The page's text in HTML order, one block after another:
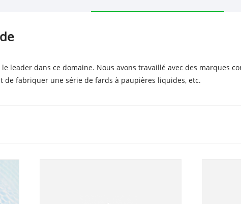
leader dans ce domaine. Nous avons travaillé avec des marques
de fabriquer une série de fards à paupières liquides, etc.